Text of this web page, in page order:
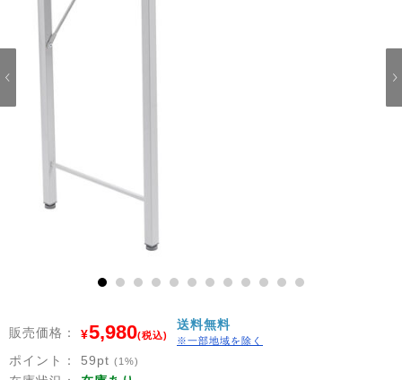
10 11
販売価格： ¥5,980(税込)
送料無料
※一部地域を除く
ポイント： 59pt (1%)